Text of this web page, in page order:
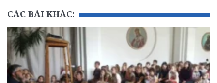
CÁC BÀI KHÁC: